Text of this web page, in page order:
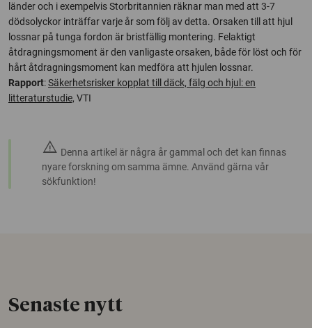
länder och i exempelvis Storbritannien räknar man med att 3-7
dödsolyckor inträffar varje år som följ av detta. Orsaken till att hjul
lossnar på tunga fordon är bristfällig montering. Felaktigt
åtdragningsmoment är den vanligaste orsaken, både för löst och för
hårt åtdragningsmoment kan medföra att hjulen lossnar.
Rapport:Säkerhetsrisker kopplat till däck, fälg och hjul: en
litteraturstudie, VTI
warning Denna artikel är några år gammal och det kan finnas
nyare forskning om samma ämne. Använd gärna vår
sökfunktion!
Senaste nytt